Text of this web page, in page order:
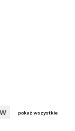
pokaż wszystkie